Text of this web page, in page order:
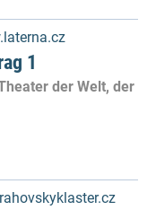
1
der Welt, der